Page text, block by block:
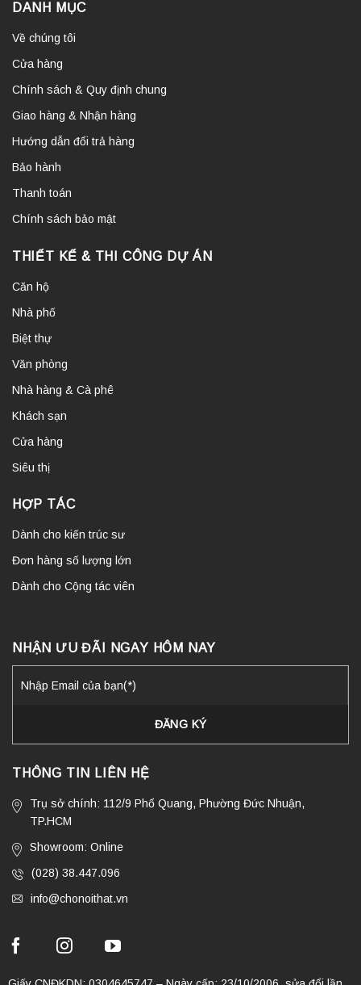
DANH MỤC
Về chúng tôi
Cửa hàng
Chính sách & Quy định chung
Giao hàng & Nhận hàng
Hướng dẫn đổi trả hàng
Bảo hành
Thanh toán
Chính sách bảo mật
THIẾT KẾ & THI CÔNG DỰ ÁN
Căn hộ
Nhà phố
Biệt thự
Văn phòng
Nhà hàng & Cà phê
Khách sạn
Cửa hàng
Siêu thị
HỢP TÁC
Dành cho kiến trúc sư
Đơn hàng số lượng lớn
Dành cho Cộng tác viên
NHẬN ƯU ĐÃI NGAY HÔM NAY
THÔNG TIN LIÊN HỆ
Trụ sở chính: 112/9 Phổ Quang, Phường Đức Nhuận,
TP.HCM
Showroom: Online
(028) 38.447.096
info@chonoithat.vn